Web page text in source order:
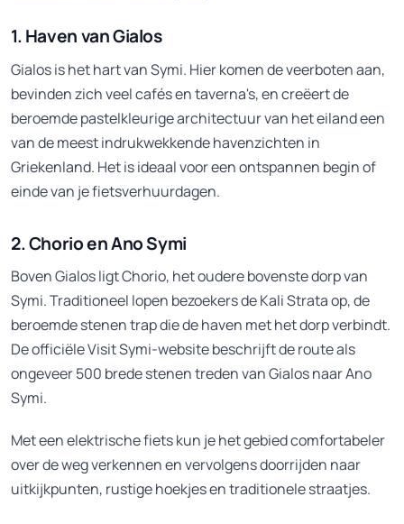
1. Haven van Gialos
Gialos is het hart van Symi. Hier komen de veerboten aan,
bevinden zich veel cafés en taverna's, en creëert de
beroemde pastelkleurige architectuur van het eiland een
van de meest indrukwekkende havenzichten in
Griekenland. Het is ideaal voor een ontspannen begin of
einde van je fietsverhuurdagen.
2. Chorio en Ano Symi
Boven Gialos ligt Chorio, het oudere bovenste dorp van
Symi. Traditioneel lopen bezoekers de Kali Strata op, de
beroemde stenen trap die de haven met het dorp verbindt.
De officiële Visit Symi-website beschrijft de route als
ongeveer 500 brede stenen treden van Gialos naar Ano
Symi.
Met een elektrische fiets kun je het gebied comfortabeler
over de weg verkennen en vervolgens doorrijden naar
uitkijkpunten, rustige hoekjes en traditionele straatjes.